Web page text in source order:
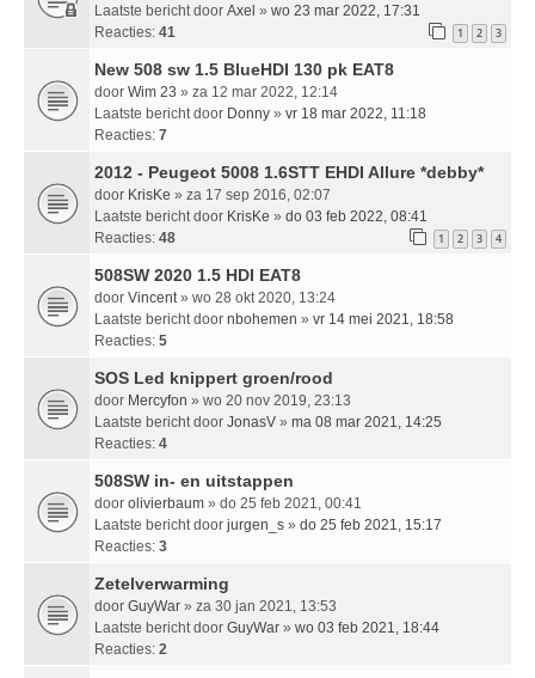
Laatste bericht door Axel » wo 23 mar 2022, 17:31
Reacties: 41 1 2 3
New 508 sw 1.5 BlueHDI 130 pk EAT8
door Wim 23 » za 12 mar 2022, 12:14
Laatste bericht door Donny » vr 18 mar 2022, 11:18
Reacties: 7
2012 - Peugeot 5008 1.6STT EHDI Allure *debby*
door KrisKe » za 17 sep 2016, 02:07
Laatste bericht door KrisKe » do 03 feb 2022, 08:41
Reacties: 48 1 2 3 4
508SW 2020 1.5 HDI EAT8
door Vincent» wo 28 okt 2020, 13:24
Laatste bericht door nbohemen » vr 14 mei 2021, 18:58
Reacties: 5
SOS Led knippert groen/rood
door Mercyfon » wo 20 nov 2019, 23:13
Laatste bericht door JonasV » ma 08 mar 2021, 14:25
Reacties: 4
508SW in- en uitstappen
door olivierbaum » do 25 feb 2021, 00:41
Laatste bericht door jurgen_s » do 25 feb 2021, 15:17
Reacties: 3
Zetelverwarming
door GuyWar » za 30 jan 2021, 13:53
Laatste bericht door GuyWar » wo 03 feb 2021, 18:44
Reacties: 2